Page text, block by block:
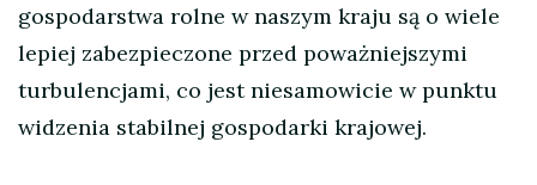
gospodarstwa rolne w naszym kraju są o wiele
lepiej zabezpieczone przed poważniejszymi
turbulencjami, co jest niesamowicie w punktu
widzenia stabilnej gospodarki krajowej.